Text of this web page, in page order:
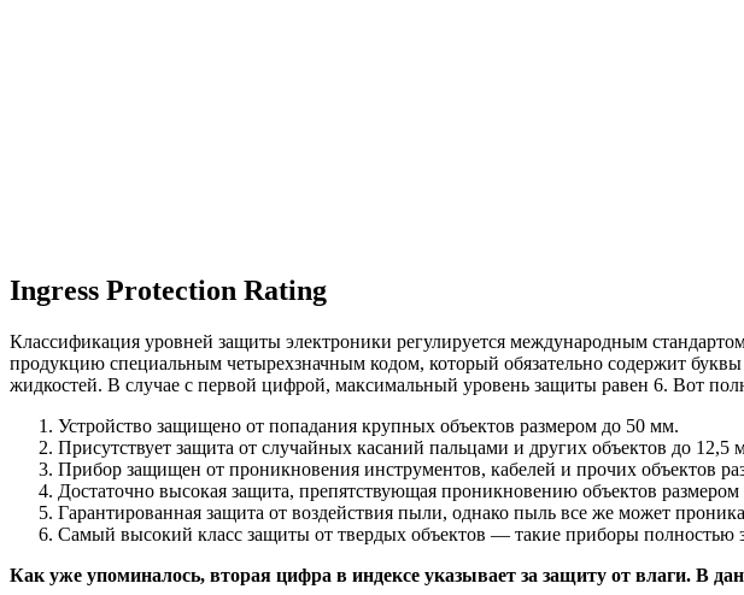
Ingress Protection Rating
Классификация уровней защиты электроники регулируется международным
продукцию специальным четырехзначным кодом, который обязательно содержит
жидкостей. В случае с первой цифрой, максимальный уровень защиты равен 6. Вот
Устройство защищено от попадания крупных объектов размером до 50 мм.
Присутствует защита от случайных касаний пальцами и других объектов до 12,5
Прибор защищен от проникновения инструментов, кабелей и прочих объектов
Достаточно высокая защита, препятствующая проникновению объектов
Гарантированная защита от воздействия пыли, однако пыль все же может
Самый высокий класс защиты от твердых объектов — такие приборы
Как уже упоминалось, вторая цифра в индексе указывает за защиту от влаги. В